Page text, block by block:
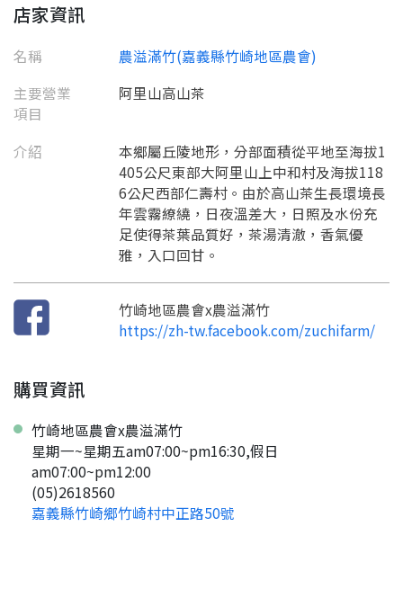
店家資訊
名稱
農溢滿竹(嘉義縣竹崎地區農會)
主要營業
項目
阿里山高山茶
介紹
本鄉屬丘陵地形，分部面積從平地至海拔1
405公尺東部大阿里山上中和村及海拔118
6公尺西部仁壽村。由於高山茶生長環境長
年雲霧繚繞，日夜溫差大，日照及水份充
足使得茶葉品質好，茶湯清澈，香氣優
雅，入口回甘。
竹崎地區農會x農溢滿竹
https://zh-tw.facebook.com/zuchifarm/
購買資訊
竹崎地區農會x農溢滿竹
星期一~星期五am07:00~pm16:30,假日
am07:00~pm12:00
(05)2618560
嘉義縣竹崎鄉竹崎村中正路50號
要註冊嗎？
嗨~這個 LINE 帳號還沒有註冊過，
只要驗證手機號碼就能完成註冊。
請加入LINE好友
請掃描或點擊 QR code
加入「嘉義優鮮」LINE 好友，
才能繼續註冊喔。
註冊完成
填寫申請資料
訊息
要申請新產品嗎？
查看申請進度 申請新產品
要看申請秘笈嗎？
如果你已經準備好了，
點擊「直接申請」按鈕開始填寫申請表。
直接申請
返回首頁